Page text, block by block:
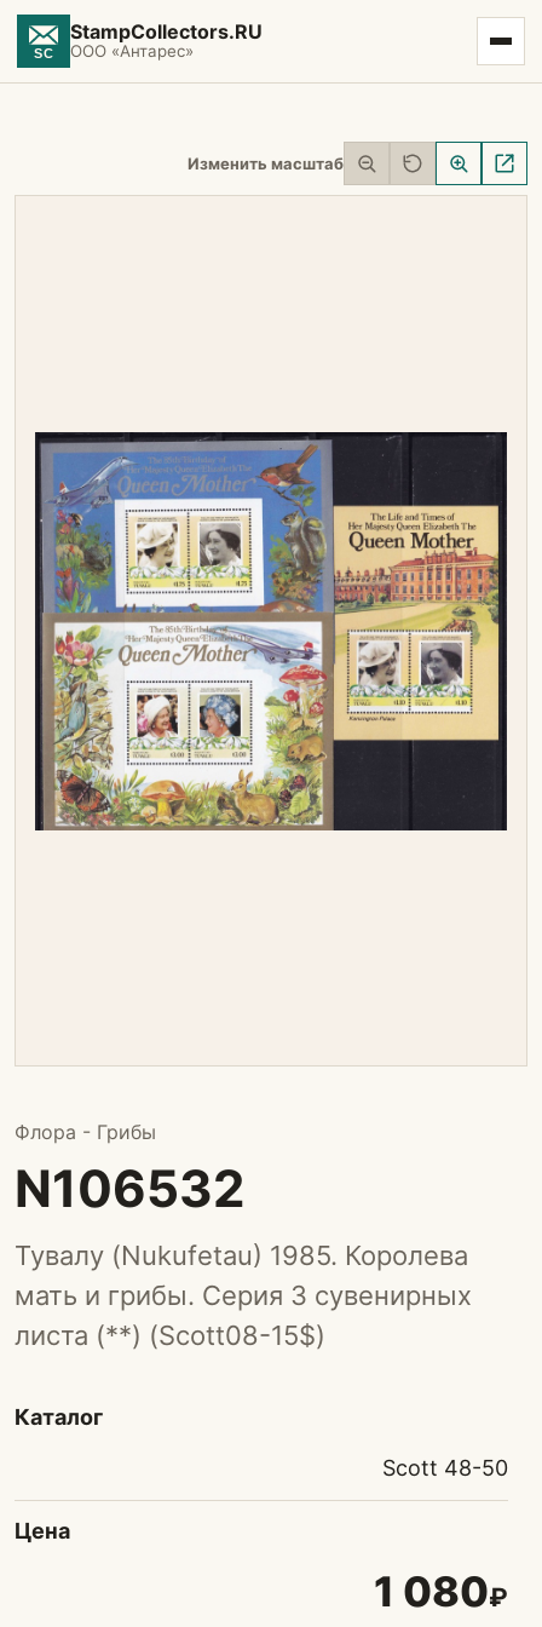
StampCollectors.RU
ООО «Антарес»
Изменить масштаб
Флора - Грибы
N106532
Тувалу (Nukufetau) 1985. Королева
мать и грибы. Серия 3 сувенирных
листа (**) (Scott08-15$)
Каталог
Scott 48-50
Цена
1 080₽